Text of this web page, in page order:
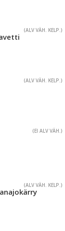
(ALV VÄH. KELP.)
(ALV VÄH. KELP.)
(EI ALV VÄH.)
(ALV VÄH. KELP.)